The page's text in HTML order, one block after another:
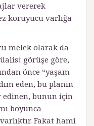
vererek
koruyucu varlığa
melek olarak da
t görüşe göre,
önce “yaşam
eden, bu planın
edinen, bunun için
boyunca
Fakat hami